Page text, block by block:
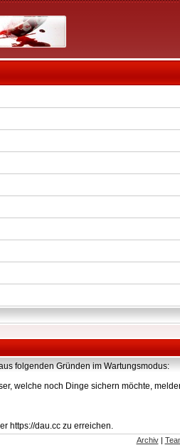
folgenden Gründen im Wartungsmodus:
welche noch Dinge sichern möchte,
https://dau.cc zu erreichen.
Archiv|